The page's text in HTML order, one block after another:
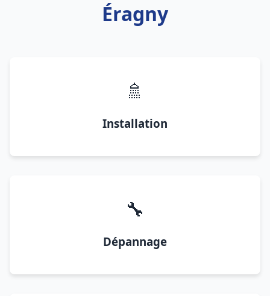
Éragny
🚿
Installation
🔧
Dépannage